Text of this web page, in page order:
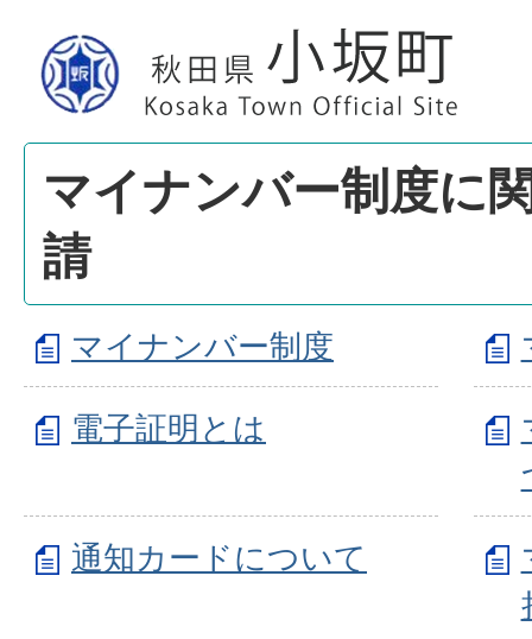
マイナンバー制度に
請
マイナンバー制度
電子証明とは
通知カードについて